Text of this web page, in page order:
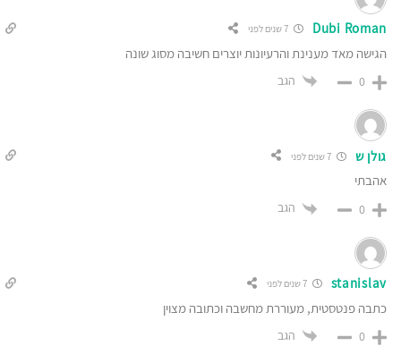
Dubi Roman
הגישה מאד מענינת והרעיונות יוצרים חשיבה מסוג שונה
0 הגב
גולן ש 7 שנים לפני
אהבתי
0 הגב
stanislav 7 שנים לפני
כתבה פנטסטית, מעוררת מחשבה וכתובה מצוין
0 הגב